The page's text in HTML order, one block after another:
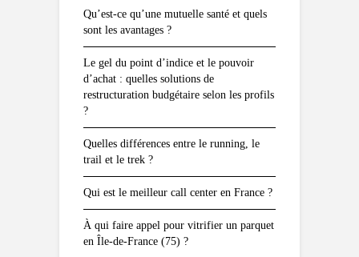
Qu’est-ce qu’une mutuelle santé et quels
sont les avantages ?
Le gel du point d’indice et le pouvoir
d’achat : quelles solutions de
restructuration budgétaire selon les profils
?
Quelles différences entre le running, le
trail et le trek ?
Qui est le meilleur call center en France ?
À qui faire appel pour vitrifier un parquet
en Île-de-France (75) ?